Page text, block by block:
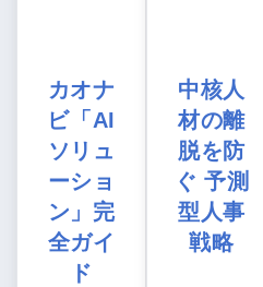
カオナ
ビ「AI
ソリュ
ーショ
ン」完
全ガイ
ド
中核人
材の離
脱を防
ぐ 予測
型人事
戦略